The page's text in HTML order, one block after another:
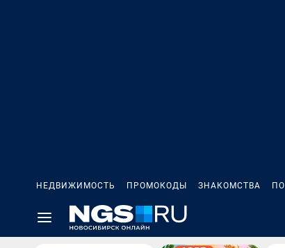
НЕДВИЖИМОСТЬ ПРОМОКОДЫ ЗНАКОМСТВА